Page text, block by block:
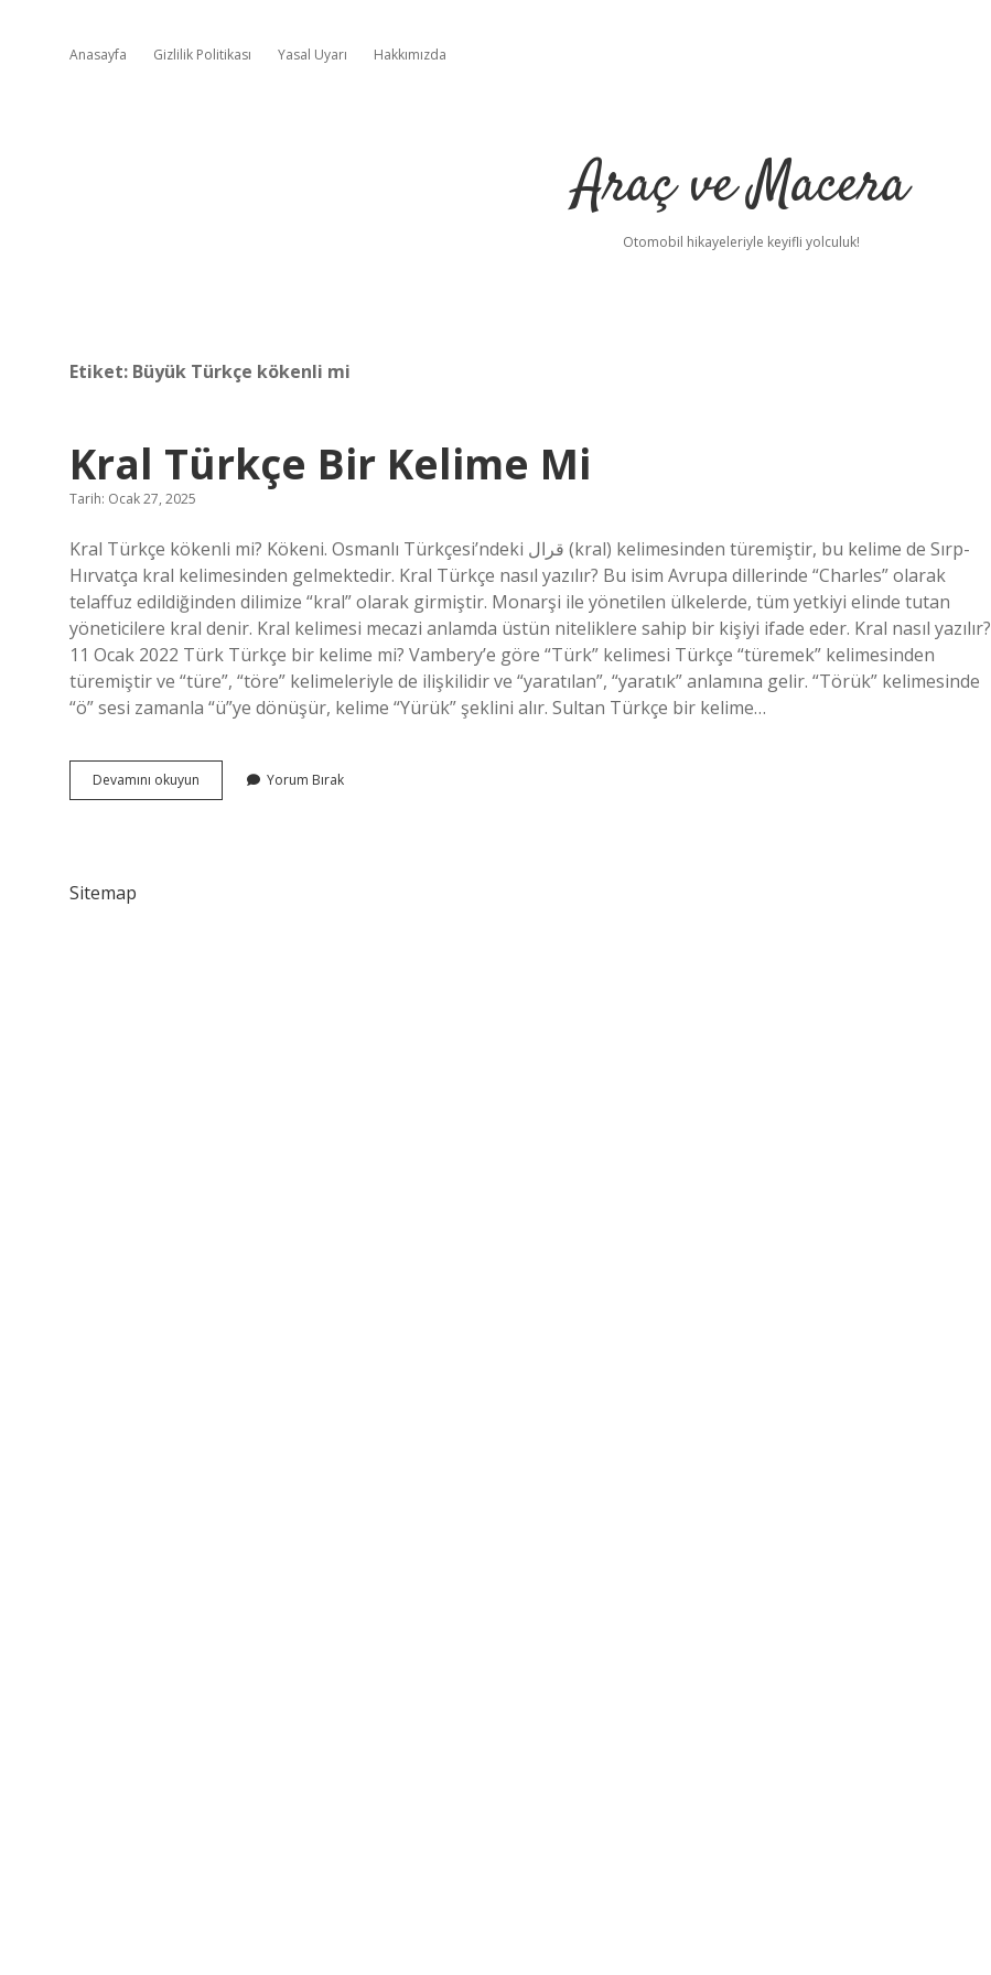
Anasayfa Gizlilik Politikası Yasal Uyarı Hakkımızda
Araç ve Macera
Otomobil hikayeleriyle keyifli yolculuk!
Etiket: Büyük Türkçe kökenli mi
Kral Türkçe Bir Kelime Mi
Tarih: Ocak 27, 2025
Kral Türkçe kökenli mi? Kökeni. Osmanlı Türkçesi’ndeki قرال‎ (kral) kelimesinden türemiştir, bu kelime de Sırp-
Hırvatça kral kelimesinden gelmektedir. Kral Türkçe nasıl yazılır? Bu isim Avrupa dillerinde “Charles” olarak
telaffuz edildiğinden dilimize “kral” olarak girmiştir. Monarşi ile yönetilen ülkelerde, tüm yetkiyi elinde tutan
yöneticilere kral denir. Kral kelimesi mecazi anlamda üstün niteliklere sahip bir kişiyi ifade eder. Kral nasıl yazılır?
11 Ocak 2022 Türk Türkçe bir kelime mi? Vambery’e göre “Türk” kelimesi Türkçe “türemek” kelimesinden
türemiştir ve “türe”, “töre” kelimeleriyle de ilişkilidir ve “yaratılan”, “yaratık” anlamına gelir. “Törük” kelimesinde
“ö” sesi zamanla “ü”ye dönüşür, kelime “Yürük” şeklini alır. Sultan Türkçe bir kelime…
Devamını okuyun
Türkçe
Yorum Bırak
Sitemap